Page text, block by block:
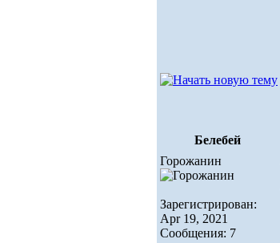
Белебей
Горожанин
Зарегистрирован:
Apr 19, 2021
Сообщения: 7